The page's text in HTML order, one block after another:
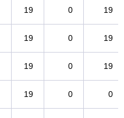
19 0 19
19 0 19
19 0 19
19 0 0